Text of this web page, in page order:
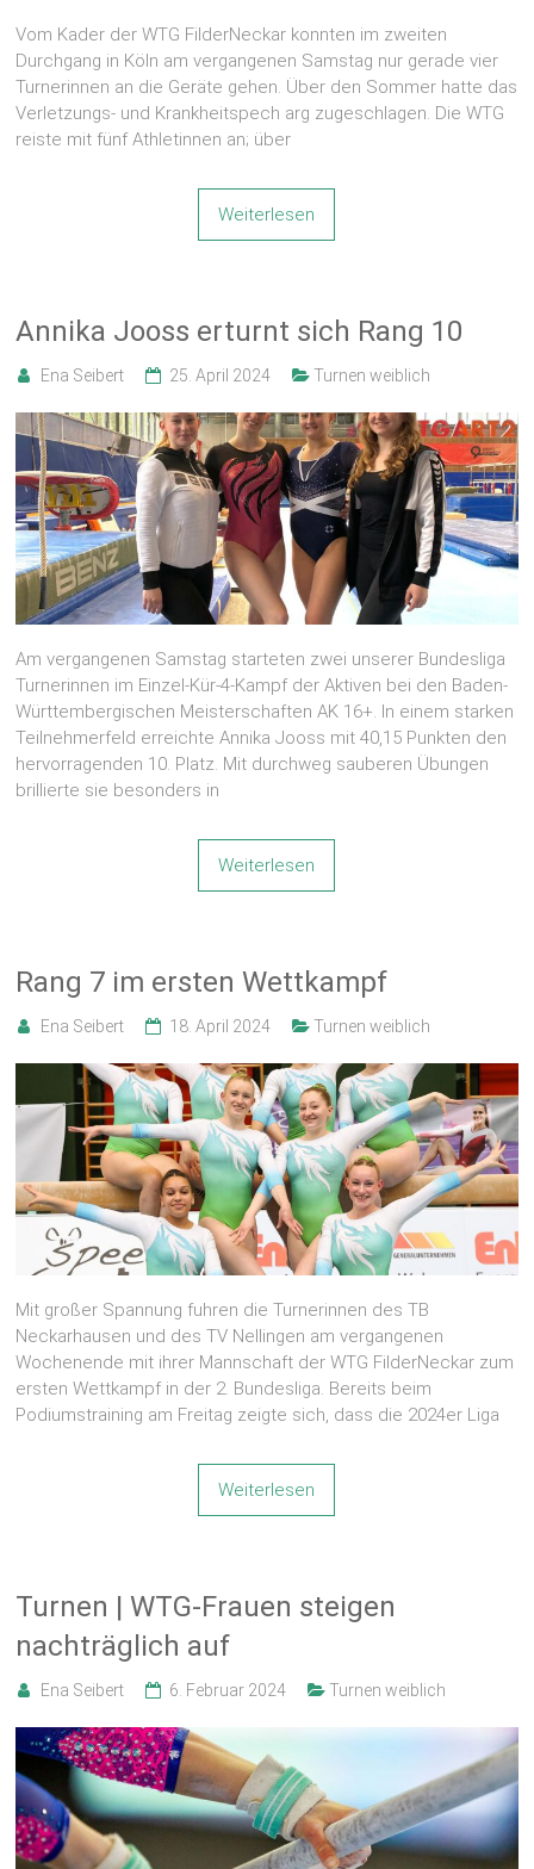
Vom Kader der WTG FilderNeckar konnten im zweiten
Durchgang in Köln am vergangenen Samstag nur gerade vier
Turnerinnen an die Geräte gehen. Über den Sommer hatte das
Verletzungs- und Krankheitspech arg zugeschlagen. Die WTG
reiste mit fünf Athletinnen an; über
Weiterlesen
Annika Jooss erturnt sich Rang 10
Ena Seibert 25. April 2024 Turnen weiblich
Am vergangenen Samstag starteten zwei unserer Bundesliga
Turnerinnen im Einzel-Kür-4-Kampf der Aktiven bei den Baden-
Württembergischen Meisterschaften AK 16+. In einem starken
Teilnehmerfeld erreichte Annika Jooss mit 40,15 Punkten den
hervorragenden 10. Platz. Mit durchweg sauberen Übungen
brillierte sie besonders in
Weiterlesen
Rang 7 im ersten Wettkampf
Ena Seibert 18. April 2024 Turnen weiblich
Mit großer Spannung fuhren die Turnerinnen des TB
Neckarhausen und des TV Nellingen am vergangenen
Wochenende mit ihrer Mannschaft der WTG FilderNeckar zum
ersten Wettkampf in der 2. Bundesliga. Bereits beim
Podiumstraining am Freitag zeigte sich, dass die 2024er Liga
Weiterlesen
Turnen | WTG-Frauen steigen
nachträglich auf
Ena Seibert 6. Februar 2024 Turnen weiblich